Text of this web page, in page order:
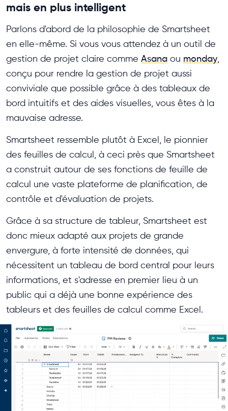
mais en plus intelligent
Parlons d'abord de la philosophie de Smartsheet
en elle-même. Si vous vous attendez à un outil de
gestion de projet claire comme Asana ou monday,
conçu pour rendre la gestion de projet aussi
conviviale que possible grâce à des tableaux de
bord intuitifs et des aides visuelles, vous êtes à la
mauvaise adresse.
Smartsheet ressemble plutôt à Excel, le pionnier
des feuilles de calcul, à ceci près que Smartsheet
a construit autour de ses fonctions de feuille de
calcul une vaste plateforme de planification, de
contrôle et d'évaluation de projets.
Grâce à sa structure de tableur, Smartsheet est
donc mieux adapté aux projets de grande
envergure, à forte intensité de données, qui
nécessitent un tableau de bord central pour leurs
informations, et s'adresse en premier lieu à un
public qui a déjà une bonne expérience des
tableurs et des feuilles de calcul comme Excel.